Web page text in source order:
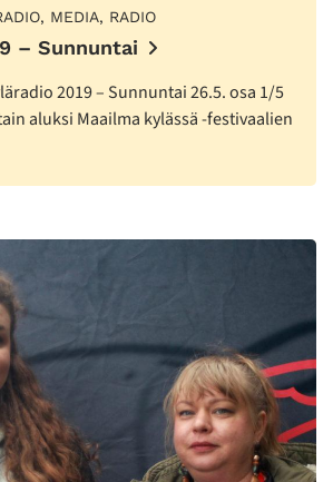
MEDIA, RADIO
– Sunnuntai
2019 – Sunnuntai 26.5. osa 1/5
aluksi Maailma kylässä -festivaalien